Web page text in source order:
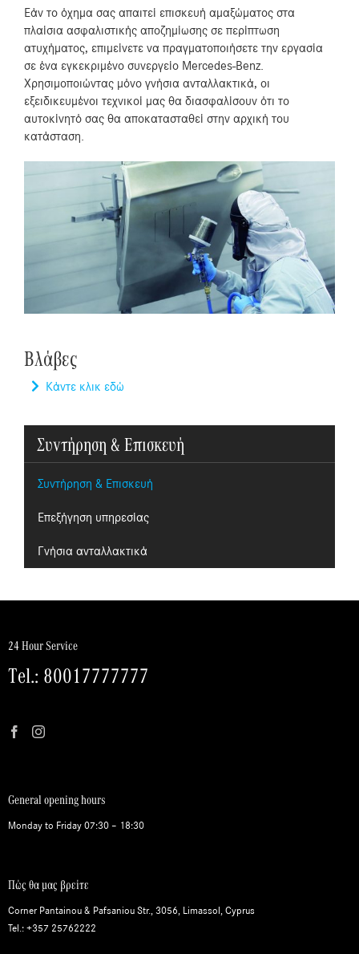
Εάν το όχημα σας απαιτεί επισκευή αμαξώματος στα
πλαίσια ασφαλιστικής αποζημίωσης σε περίπτωση
ατυχήματος, επιμείνετε να πραγματοποιήσετε την εργασία
σε ένα εγκεκριμένο συνεργείο Mercedes-Benz.
Χρησιμοποιώντας μόνο γνήσια ανταλλακτικά, οι
εξειδικευμένοι τεχνικοί μας θα διασφαλίσουν ότι το
αυτοκίνητό σας θα αποκατασταθεί στην αρχική του
κατάσταση.
Βλάβες
Κάντε κλικ εδώ
Συντήρηση & Επισκευή
Συντήρηση & Επισκευή
Επεξήγηση υπηρεσίας
Γνήσια ανταλλακτικά
24 Hour Service
Tel.: 80017777777
General opening hours
Monday to Friday 07:30 – 18:30
Πώς θα μας βρείτε
Corner Pantainou & Pafsaniou Str., 3056, Limassol, Cyprus
Tel.: +357 25762222